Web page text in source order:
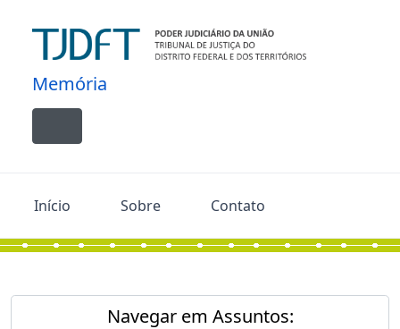
Memória
Toggle navigation
Início Sobre Contato
Navegar em Assuntos: